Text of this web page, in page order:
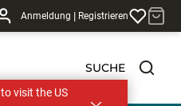
Anmeldung | Registrieren
SUCHE
visit the US